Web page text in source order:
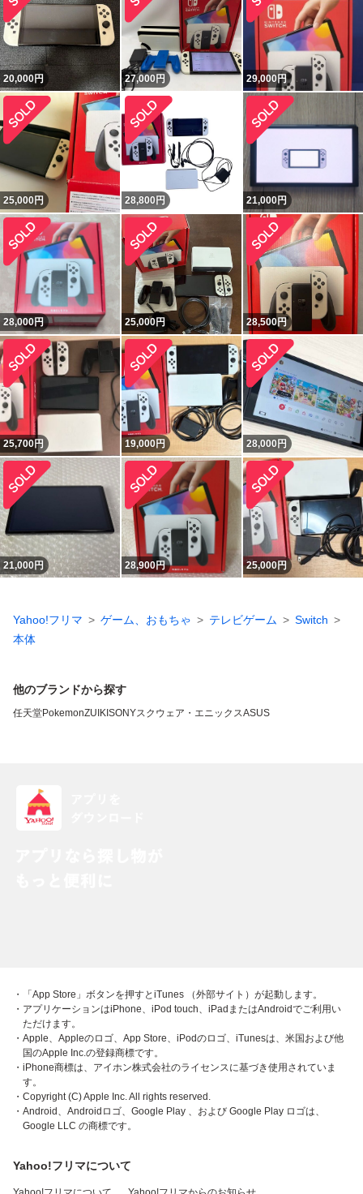
20,000円 27,000円 29,000円
25,000円 28,800 円 21,000円
28,000円 25,000円 28,500円
25,700円 19,000円 28,000 円
21,000円 28,900円 25,000円
Yahoo!フリマ ゲーム、おもちゃ テレビゲーム
Switch
本体
他のブランドから探す
任天堂PokemonZUIKI SONYスクウェア・エニックスASUS
・「App Store」ボタンを押すとiTunes （外部サイト）が起動します。
・アプリケーションはiPhone、iPod touch、iPadまたはAndroidでご利用い
ただけます。
・Apple、Appleのロゴ、App Store、iPodのロゴ、iTunesは、米国および他
国のApple Inc.の登録商標です。
・iPhone商標は、アイホン株式会社のライセンスに基づき使用されていま
す。
・Copyright (C) Apple Inc. All rights reserved.
・Android、Androidロゴ、Google Play 、および Google Play ロゴは、
Google LLC の商標です。
Yahoo!フリマについて